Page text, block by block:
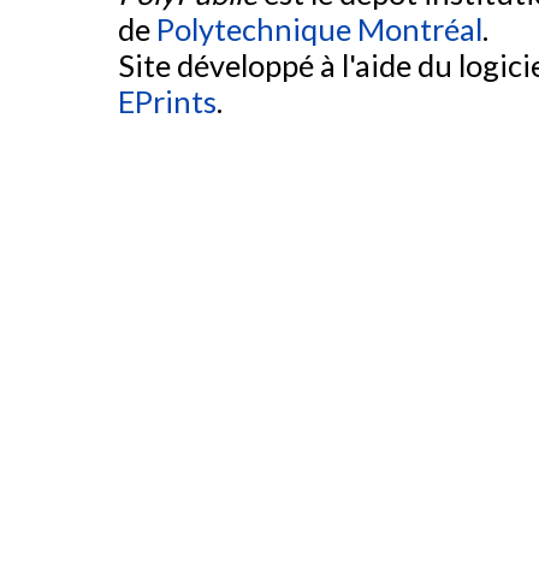
de Polytechnique Montréal.
Site développé à l'aide du
EPrints.